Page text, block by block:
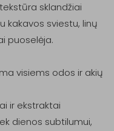
sklandžiai
kakavos sviestu, linų
puoselėja.
visiems odos ir akių
ir ekstraktai
dienos subtilumui,